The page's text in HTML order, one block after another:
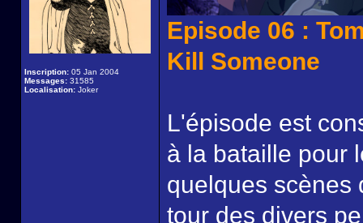
Inscription: 05 Jan 2004
Messages: 31585
Localisation: Joker
Episode 06 :
Kill Someone
L'épisode est
à la bataille pour
quelques scènes
tour des divers